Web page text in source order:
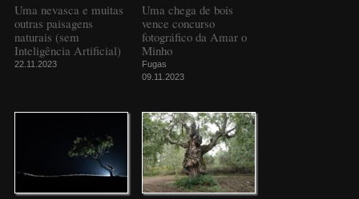
Uma nevasca e muitas
outras paisagens
naturais (sem
Inteligência Artificial)
22.11.2023
Uma chega de bois
vence concurso
fotográfico da Amar o
Minho
Fugas
09.11.2023